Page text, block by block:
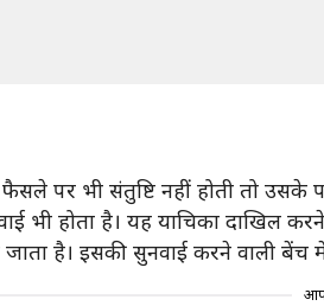
पर भी संतुष्टि नहीं होती तो उसके
होता है। यह याचिका दाखिल
है। इसकी सुनवाई करने वाली बेंच